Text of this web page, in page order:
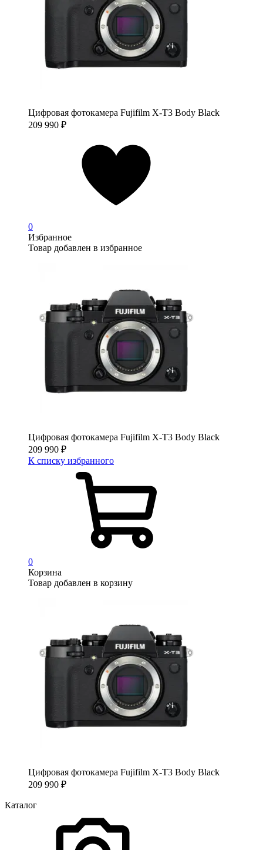
Цифровая фотокамера Fujifilm X-T3 Body Black
209 990 ₽
0
Избранное
Товар добавлен в избранное
Цифровая фотокамера Fujifilm X-T3 Body Black
209 990 ₽
К списку избранного
0
Корзина
Товар добавлен в корзину
Цифровая фотокамера Fujifilm X-T3 Body Black
209 990 ₽
Каталог